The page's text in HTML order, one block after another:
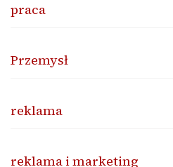
praca
Przemysł
reklama
reklama i marketing